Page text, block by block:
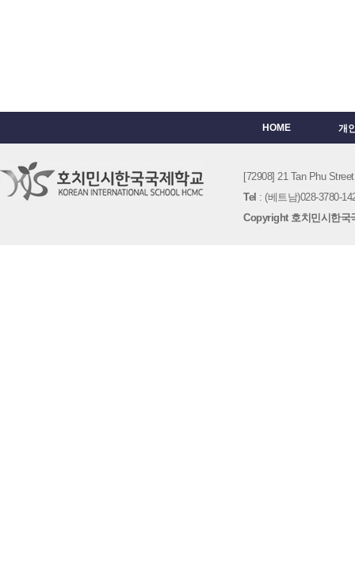
HOME 개
[72908] 21 Tan Phu
Tel : (베트남)028-3780-
Copyright 호치민시한국